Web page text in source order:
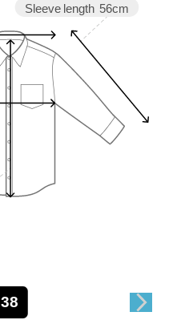
Sleeve length 56cm
38